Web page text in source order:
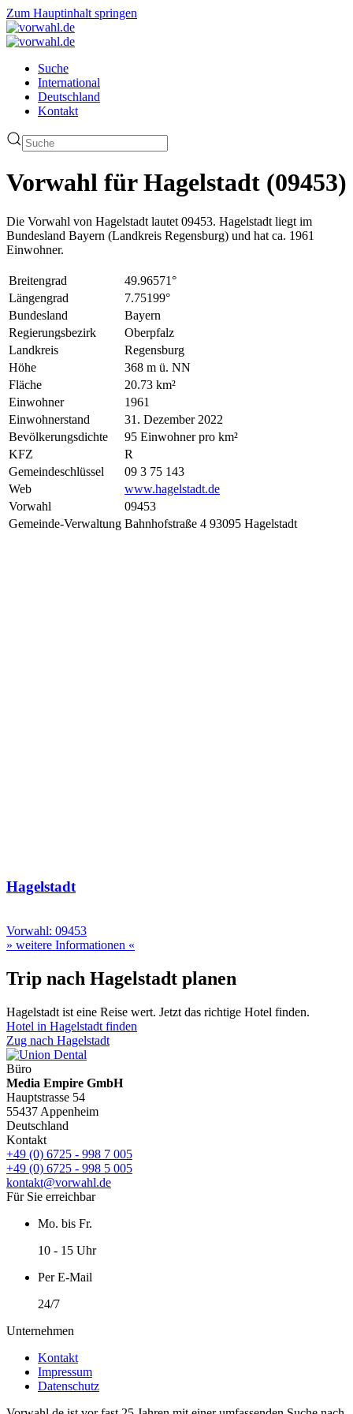
Zum Hauptinhalt springen
Suche
International
Deutschland
Kontakt
Vorwahl für Hagelstadt (09453)
Die Vorwahl von Hagelstadt lautet 09453. Hagelstadt liegt im
Bundesland Bayern (Landkreis Regensburg) und hat ca. 1961
Einwohner.
Breitengrad
49.96571°
Längengrad
7.75199°
Bundesland
Bayern
Regierungsbezirk
Oberpfalz
Landkreis
Regensburg
Höhe
368 m ü. NN
Fläche
20.73 km²
Einwohner
1961
Einwohnerstand
31. Dezember 2022
Bevölkerungsdichte
95 Einwohner pro km²
KFZ
R
Gemeindeschlüssel
09 3 75 143
Web
www.hagelstadt.de
Vorwahl
09453
Gemeinde-Verwaltung Bahnhofstraße 4 93095 Hagelstadt
Hagelstadt
Vorwahl: 09453
» weitere Informationen «
Trip nach Hagelstadt planen
Hagelstadt ist eine Reise wert. Jetzt das richtige Hotel finden.
Hotel in Hagelstadt finden
Zug nach Hagelstadt
Büro
Media Empire GmbH
Hauptstrasse 54
55437 Appenheim
Deutschland
Kontakt
+49 (0) 6725 - 998 7 005
+49 (0) 6725 - 998 5 005
kontakt@vorwahl.de
Für Sie erreichbar
Mo. bis Fr.
10 - 15 Uhr
Per E-Mail
24/7
Unternehmen
Kontakt
Impressum
Datenschutz